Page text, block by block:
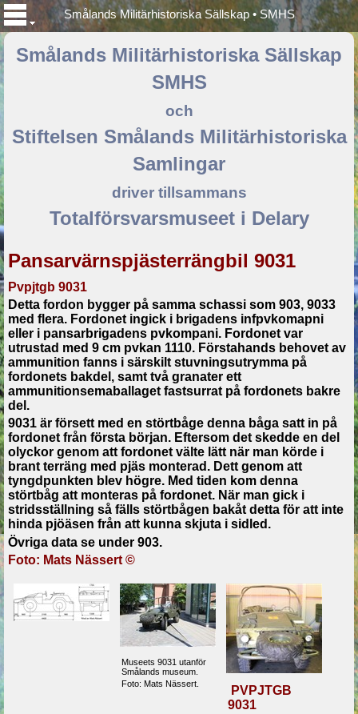
Smålands Militärhistoriska Sällskap • SMHS
Smålands Militärhistoriska Sällskap
SMHS
och
Stiftelsen Smålands Militärhistoriska
Samlingar
driver tillsammans
Totalförsvarsmuseet i Delary
Pansarvärnspjästerrängbil 9031
Pvpjtgb 9031
Detta fordon bygger på samma schassi som 903, 9033
med flera. Fordonet ingick i brigadens infpvkomapni
eller i pansarbrigadens pvkompani. Fordonet var
utrustad med 9 cm pvkan 1110. Förstahands behovet av
ammunition fanns i särskilt stuvningsutrymma på
fordonets bakdel, samt två granater ett
ammunitionsemaballaget fastsurrat på fordonets bakre
del.
9031 är försett med en störtbåge denna båga satt in på
fordonet från första början. Eftersom det skedde en del
olyckor genom att fordonet välte lätt när man körde i
brant terräng med pjäs monterad. Dett genom att
tyngdpunkten blev högre. Med tiden kom denna
störtbåg att monteras på fordonet. När man gick i
stridsställning så fälls störtbågen bakåt detta för att inte
hinda pjöäsen från att kunna skjuta i sidled.
Övriga data se under 903.
Foto: Mats Nässert ©
Museets 9031 utanför
Smålands museum.
Foto: Mats Nässert.
PVPJTGB
9031